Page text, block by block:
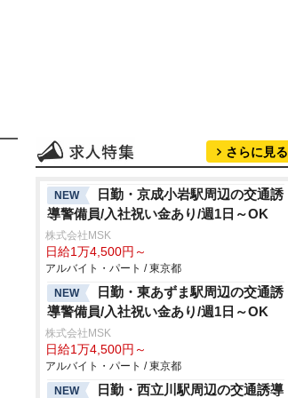
さらに見る
NEW
日勤・京成小岩駅周辺の交通誘
導警備員/入社祝い金あり/週1日～OK
株式会社MSK
日給1万4,500円～
アルバイト・パート / 東京都
NEW
日勤・東あずま駅周辺の交通誘
導警備員/入社祝い金あり/週1日～OK
株式会社MSK
日給1万4,500円～
アルバイト・パート / 東京都
NEW
日勤・西立川駅周辺の交通誘導